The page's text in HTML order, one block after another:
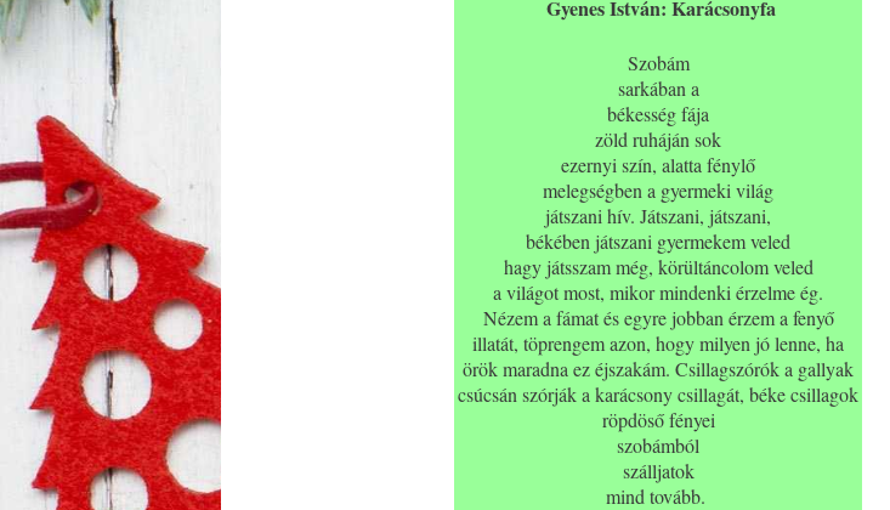
Gyenes István: Karácsonyfa
Szobám
sarkában a
békesség fája
zöld ruháján sok
ezernyi szín, alatta fénylő
melegségben a gyermeki világ
játszani hív. Játszani, játszani,
békében játszani gyermekem veled
hagy játsszam még, körültáncolom veled
a világot most, mikor mindenki érzelme ég.
Nézem a fámat és egyre jobban érzem a fenyő
illatát, töprengem azon, hogy milyen jó lenne, ha
örök maradna ez éjszakám. Csillagszórók a gallyak
csúcsán szórják a karácsony csillagát, béke csillagok
röpdöső fényei
szobámból
szálljatok
mind tovább.